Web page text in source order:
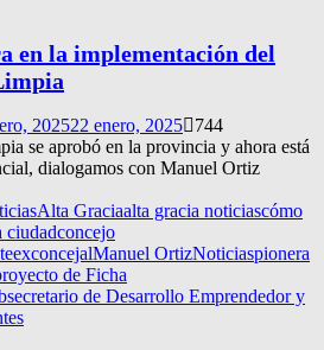
en la implementación del
202522 enero, 2025
744
se aprobó en la provincia y ahora está
dialogamos con Manuel Ortiz
Alta Graciaalta gracia noticiascómo
ciudadconcejo
exconcejalManuel OrtizNoticiaspionera
de Ficha
de Desarrollo Emprendedor y